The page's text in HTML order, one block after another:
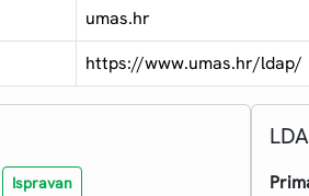
umas.hr
https://www.umas.hr/ldap/
Ispravan